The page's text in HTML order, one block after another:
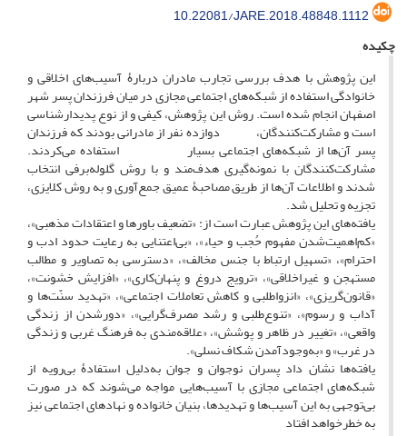
10.22081/JARE.2018.48848.1112
چکیده
این پژوهش با هدف بررسی تجارب مادران دربارۀ آسیب‌های اخلاقی و
خانوادگی استفاده از شبکه‌های اجتماعی مجازی در میان فرزندان پسر شهر
اصفهان انجام شده است. روش این پژوهش، کیفی و از نوع پدیدارشناسی
است و مشارکت‌کنندگان، دوازده نفر از مادرانی بودند که فرزندان
پسر آن‌ها از شبکه‌های اجتماعی بسیار استفاده می‌کردند.
مشارکت‌کنندگان با نمونه‌گیری هدف‌مند و با روش گلوله‌برفی انتخاب
شدند و اطلاعات آن‌ها از طریق مصاحبۀ عمیق جمع‌آوری و به روش کلایزی،
تجزیه و تحلیل شد.
یافته‌های این پژوهش عبارت است از: «تضعیف باورها و اعتقادات مذهبی»،
«کم‌اهمیت‌شدن مفهوم حُجب و حیاء»، «بی‌اعتنایی به رعایت حدود ادب و
احترام»، «تسهیل ارتباط با جنس مخالف»، «دسترسی به تصاویر و مطالب
مستهجن و غیراخلاقی»، «ترویج دروغ و پنهان‌کاری»، «افزایش خشونت»،
«قانون‌گریزی»، «انزواطلبی و کاهش تعاملات اجتماعی»، «تهدید سنّت‌ها و
آداب و رسوم»، «تنوع‌طلبی و رشد مصرف‌گرایی»، «دورشدن از زندگی
واقعی»، «تغییر در ظاهر و پوشش»، «علاقه‌مندی به فرهنگ غربی و زندگی
در غرب» و «به‌وجود‌آمدن شکاف نسلی».
یافته‌ها نشان داد پسران نوجوان و جوان به‌دلیل استفادۀ بی‌رویه از
شبکه‌های اجتماعی مجازی با آسیب‌هایی مواجه می‌شوند که در صورت
بی‌توجهی به این آسیب‌ها و تهدیدها، بنیان خانواده و نهادهای اجتماعی نیز
به خطرخواهد افتاد